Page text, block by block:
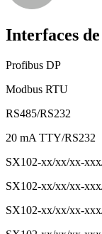
Interfaces de
Profibus DP
Modbus RTU
RS485/RS232
20 mA TTY/RS232
SX102-xx/xx/xx-
SX102-xx/xx/xx-
SX102-xx/xx/xx-